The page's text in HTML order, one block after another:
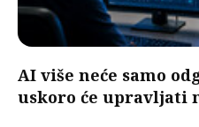
AI više neće samo
uskoro će upravljati